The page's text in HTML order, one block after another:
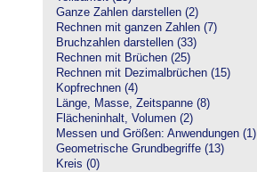
Ganze Zahlen darstellen (2)
Rechnen mit ganzen Zahlen (7)
Bruchzahlen darstellen (33)
Rechnen mit Brüchen (25)
Rechnen mit Dezimalbrüchen (15)
Kopfrechnen (4)
Länge, Masse, Zeitspanne (8)
Flächeninhalt, Volumen (2)
Messen und Größen: Anwendungen (1)
Geometrische Grundbegriffe (13)
Kreis (0)